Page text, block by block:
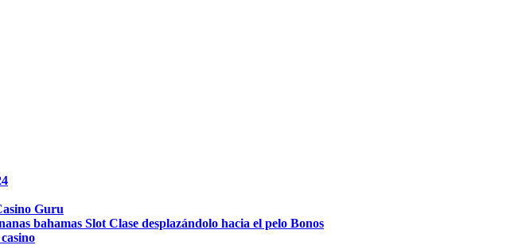
Guru
bahamas Slot Clase desplazándolo hacia el pelo Bonos